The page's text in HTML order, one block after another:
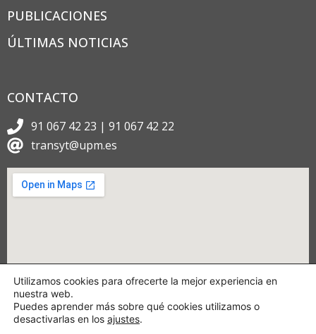
PUBLICACIONES
ÚLTIMAS NOTICIAS
CONTACTO
91 067 42 23 | 91 067 42 22
transyt@upm.es
Utilizamos cookies para ofrecerte la mejor experiencia en
nuestra web.
Puedes aprender más sobre qué cookies utilizamos o
desactivarlas en los ajustes.